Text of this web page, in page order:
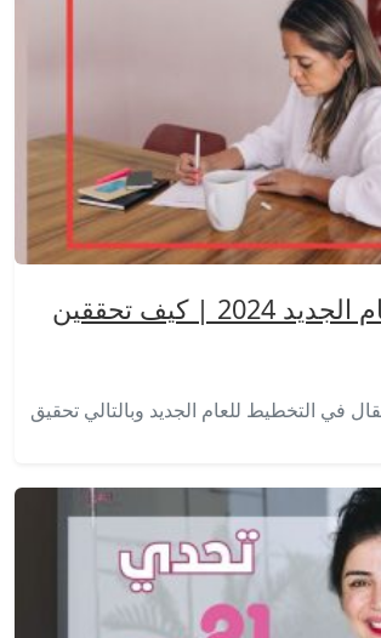
التخطيط للعام الجديد 2024 | كيف تحققين
في التخطيط للعام الجديد وبالتالي تحقيق